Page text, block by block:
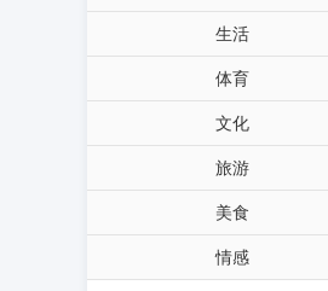
生活
体育
文化
旅游
美食
情感